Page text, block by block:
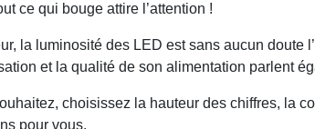
ce qui bouge attire l’attention !
la luminosité des LED est sans aucun
et la qualité de son alimentation parlent
choisissez la hauteur des chiffres, la
pour vous.